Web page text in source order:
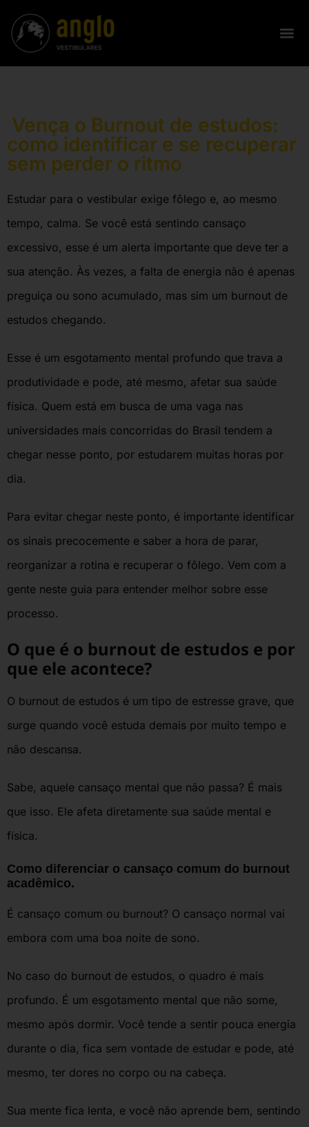
Vença o Burnout de estudos:
como identificar e se recuperar
sem perder o ritmo
Estudar para o vestibular exige fôlego e, ao mesmo
tempo, calma. Se você está sentindo cansaço
excessivo, esse é um alerta importante que deve ter a
sua atenção. Às vezes, a falta de energia não é apenas
preguiça ou sono acumulado, mas sim um burnout de
estudos chegando.
Esse é um esgotamento mental profundo que trava a
produtividade e pode, até mesmo, afetar sua saúde
física. Quem está em busca de uma vaga nas
universidades mais concorridas do Brasil tendem a
chegar nesse ponto, por estudarem muitas horas por
dia.
Para evitar chegar neste ponto, é importante identificar
os sinais precocemente e saber a hora de parar,
reorganizar a rotina e recuperar o fôlego. Vem com a
gente neste guia para entender melhor sobre esse
processo.
O que é o burnout de estudos e por
que ele acontece?
O burnout de estudos é um tipo de estresse grave, que
surge quando você estuda demais por muito tempo e
não descansa.
Sabe, aquele cansaço mental que não passa? É mais
que isso. Ele afeta diretamente sua saúde mental e
física.
Como diferenciar o cansaço comum do burnout
acadêmico.
É cansaço comum ou burnout? O cansaço normal vai
embora com uma boa noite de sono.
No caso do burnout de estudos, o quadro é mais
profundo. É um esgotamento mental que não some,
mesmo após dormir. Você tende a sentir pouca energia
durante o dia, fica sem vontade de estudar e pode, até
mesmo, ter dores no corpo ou na cabeça.
Sua mente fica lenta, e você não aprende bem, sentindo